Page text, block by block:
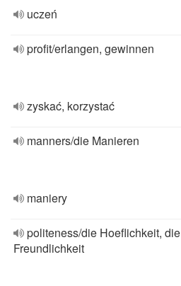
uczeń
profit/erlangen, gewinnen
zyskać, korzystać
manners/die Manieren
maniery
politeness/die Hoeflichkeit, die
Freundlichkeit